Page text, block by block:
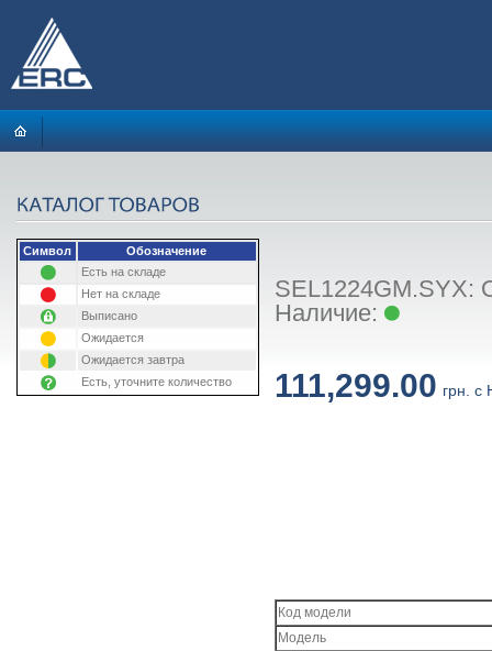
Символ
Обозначение
Есть на складе
Нет на складе
Выписано
Ожидается
Ожидается завтра
Есть, уточните количество
SEL1224GM.SYX:
Наличие:
111,299.00 грн. с
Код модели
Модель